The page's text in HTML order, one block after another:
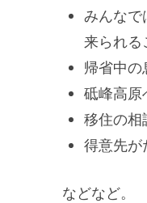
みんなで
来られる
帰省中の
砥峰高原
移住の相
得意先が
などなど。